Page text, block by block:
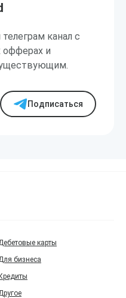
канал с
и
Подписаться
карты
бизнеса
Кредиты